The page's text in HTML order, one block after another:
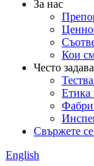
За нас
Кои
Често
Етика
Свържете
English